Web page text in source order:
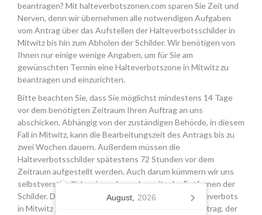
beantragen? Mit halteverbotszonen.com sparen Sie Zeit und
Nerven, denn wir übernehmen alle notwendigen Aufgaben
vom Antrag über das Aufstellen der Halteverbotsschilder in
Mitwitz bis hin zum Abholen der Schilder. Wir benötigen von
Ihnen nur einige wenige Angaben, um für Sie am
gewünschten Termin eine Halteverbotszone in Mitwitz zu
beantragen und einzurichten.
Bitte beachten Sie, dass Sie möglichst mindestens 14 Tage
vor dem benötigten Zeitraum Ihren Auftrag an uns
abschicken. Abhängig von der zuständigen Behörde, in diesem
Fall in Mitwitz, kann die Bearbeitungszeit des Antrags bis zu
zwei Wochen dauern. Außerdem müssen die
Halteverbotsschilder spätestens 72 Stunden vor dem
Zeitraum aufgestellt werden. Auch darum kümmern wir uns
selbstverständlich, wie auch um das zeitnahe Entfernen der
Schilder. Die Kosten für die Beantragung eines Halteverbots
in Mitwitz setzen sich aus den Gebühren für den Antrag, der
August, 2026